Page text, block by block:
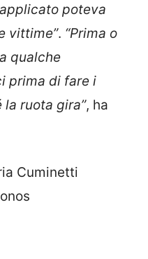
poteva
vittime”. “Prima o
qualche
prima di fare i
ruota gira”, ha
Cuminetti